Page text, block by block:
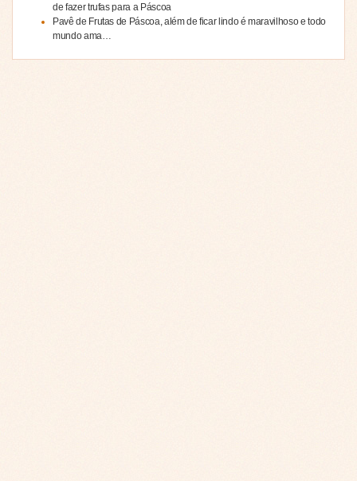
de fazer trufas para a Páscoa
Pavê de Frutas de Páscoa, além de ficar lindo é maravilhoso e todo
mundo ama…